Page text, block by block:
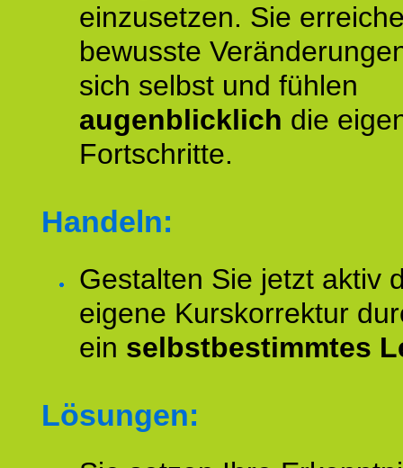
einzusetzen. Sie
bewusste
sich selbst und fühlen
augenblicklich die
Fortschritte.
Handeln:
Gestalten Sie jetzt aktiv
eigene Kurskorrektur
ein selbstbestimmtes
Lösungen: